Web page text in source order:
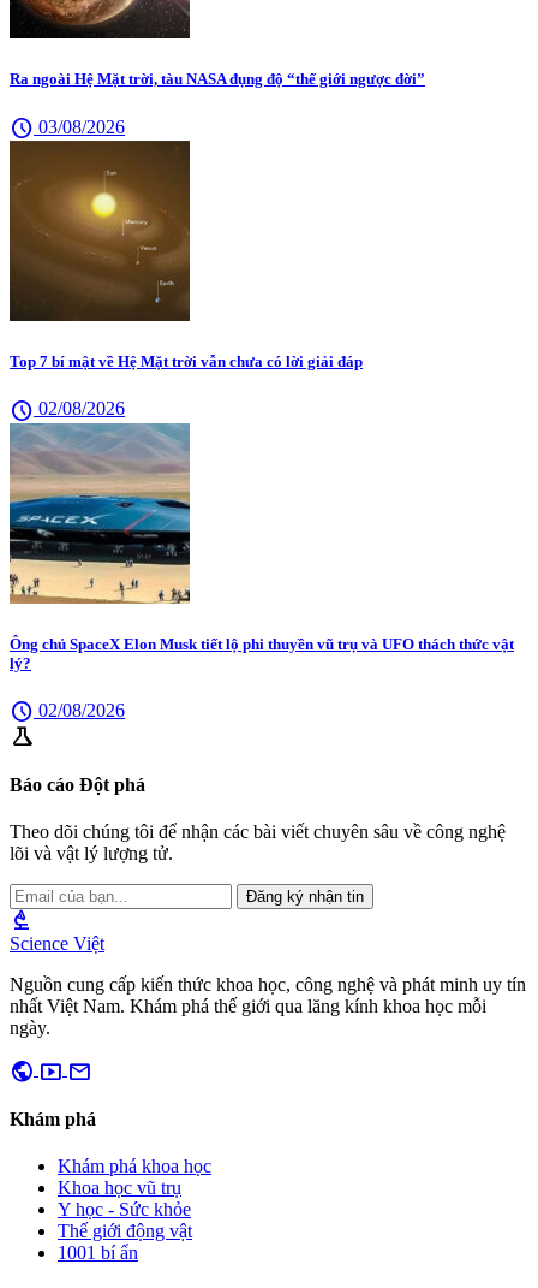
Ra ngoài Hệ Mặt trời, tàu NASA đụng độ “thế giới ngược đời”
schedule 03/08/2026
Top 7 bí mật về Hệ Mặt trời vẫn chưa có lời giải đáp
schedule 02/08/2026
Ông chủ SpaceX Elon Musk tiết lộ phi thuyền vũ trụ và UFO thách thức vật
lý?
schedule 02/08/2026
science
Báo cáo Đột phá
Theo dõi chúng tôi để nhận các bài viết chuyên sâu về công nghệ
lõi và vật lý lượng tử.
Đăng ký nhận tin
biotech
Science Việt
Nguồn cung cấp kiến thức khoa học, công nghệ và phát minh uy tín
nhất Việt Nam. Khám phá thế giới qua lăng kính khoa học mỗi
ngày.
public smart_display mail
Khám phá
Khám phá khoa học
Khoa học vũ trụ
Y học - Sức khỏe
Thế giới động vật
1001 bí ẩn